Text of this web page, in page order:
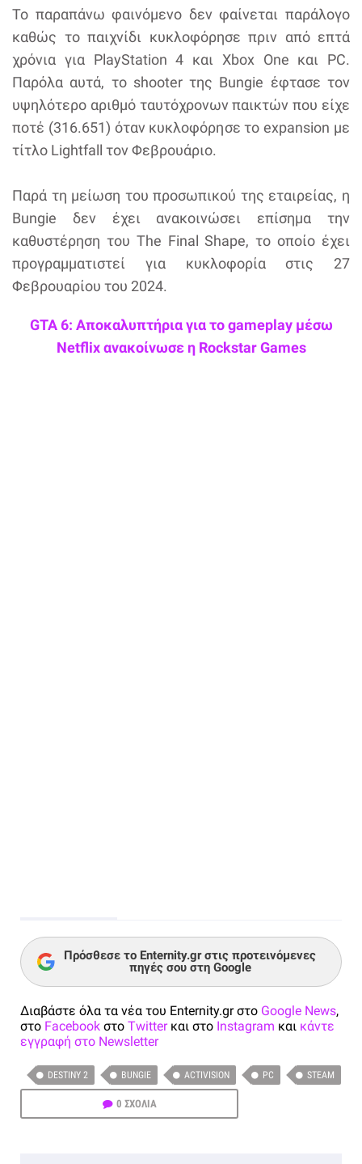
Το παραπάνω φαινόμενο δεν φαίνεται παράλογο
καθώς το παιχνίδι κυκλοφόρησε πριν από επτά
χρόνια για PlayStation 4 και Xbox One και PC.
Παρόλα αυτά, το shooter της Bungie έφτασε τον
υψηλότερο αριθμό ταυτόχρονων παικτών που είχε
ποτέ (316.651) όταν κυκλοφόρησε τo expansion με
τίτλο Lightfall τον Φεβρουάριο.
Παρά τη μείωση του προσωπικού της εταιρείας, η
Bungie δεν έχει ανακοινώσει επίσημα την
καθυστέρηση του The Final Shape, το οποίο έχει
προγραμματιστεί για κυκλοφορία στις 27
Φεβρουαρίου του 2024.
GTA 6: Αποκαλυπτήρια για το gameplay μέσω
Netflix ανακοίνωσε η Rockstar Games
Πρόσθεσε το Enternity.gr στις προτεινόμενες
πηγές σου στη Google
Διαβάστε όλα τα νέα του Enternity.gr στο Google News,
στο Facebook στο Twitterκαι στο Instagram και κάντε
εγγραφή στο Newsletter
DESTINY 2 BUNGIE ACTIVISION PC STEAM
0 ΣΧΟΛΙΑ